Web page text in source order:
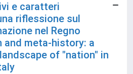
e caratteri
riflessione sul
nel Regno
and meta-history: a
of "nation" in